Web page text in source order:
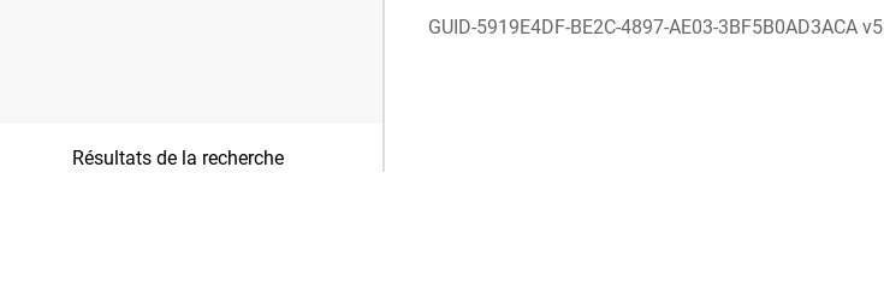
Résultats de la recherche
GUID-5919E4DF-BE2C-4897-AE03-3BF5B0AD3ACA v5